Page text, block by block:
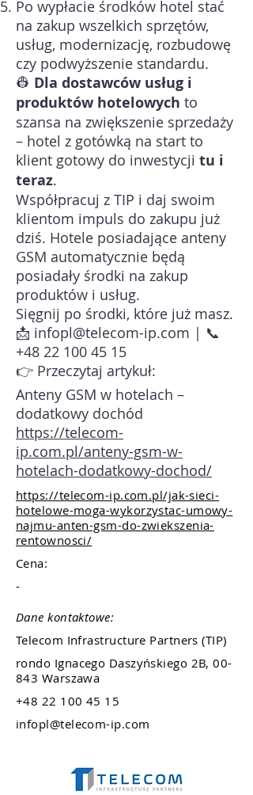
Po wypłacie środków hotel stać
na zakup wszelkich sprzętów,
usług, modernizację, rozbudowę
czy podwyższenie standardu.
👷 Dla dostawców usług i
produktów hotelowych to
szansa na zwiększenie sprzedaży
– hotel z gotówką na start to
klient gotowy do inwestycji tu i
teraz.
Współpracuj z TIP i daj swoim
klientom impuls do zakupu już
dziś. Hotele posiadające anteny
GSM automatycznie będą
posiadały środki na zakup
produktów i usług.
Sięgnij po środki, które już masz.
📩 infopl@telecom-ip.com | 📞
+48 22 100 45 15
👉 Przeczytaj artykuł:
Anteny GSM w hotelach –
dodatkowy dochód
https://telecom-
ip.com.pl/anteny-gsm-w-
hotelach-dodatkowy-dochod/
https://telecom-ip.com.pl/jak-sieci-
hotelowe-moga-wykorzystac-umowy-
najmu-anten-gsm-do-zwiekszenia-
rentownosci/
Cena:
-
Dane kontaktowe:
Telecom Infrastructure Partners (TIP)
rondo Ignacego Daszyńskiego 2B, 00-
843 Warszawa
+48 22 100 45 15
infopl@telecom-ip.com